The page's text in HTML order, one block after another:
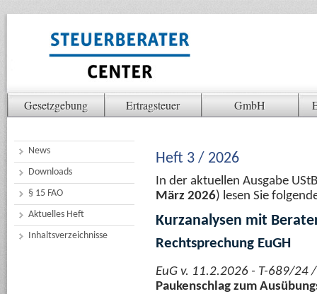
Gesetzgebung Ertragsteuer GmbH
News
Downloads
§ 15 FAO
Aktuelles Heft
Inhaltsverzeichnisse
Heft 3 / 2026
In der aktuellen Ausgabe
März 2026) lesen Sie
Kurzanalysen mit
Rechtsprechung EuGH
EuG v. 11.2.2026 - T-689/24
Paukenschlag zum